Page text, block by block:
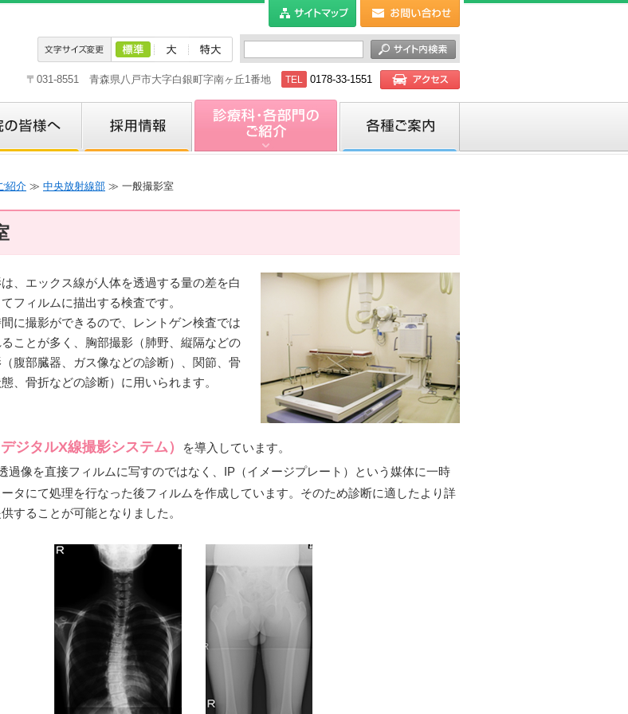
〒031-8551 青森県八戸市大字白銀町字南ヶ丘1番地 TEL 0178-33-1551
紹介 ≫ 中央放射線部 ≫ 一般撮影室
、エックス線が人体を透過する量の差を白
フィルムに描出する検査です。
に撮影ができるので、レントゲン検査では
ことが多く、胸部撮影（肺野、縦隔などの
腹部臓器、ガス像などの診断）、関節、骨
、骨折などの診断）に用いられます。
ジタルX線撮影システム） を導入しています。
過像を直接フィルムに写すのではなく、IP（イメージプレート）という媒体に一時
タにて処理を行なった後フィルムを作成しています。そのため診断に適したより詳
することが可能となりました。